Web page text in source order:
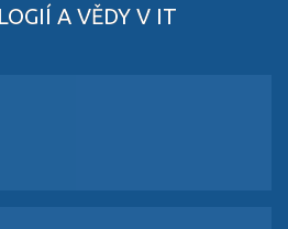
A VĚDY V IT